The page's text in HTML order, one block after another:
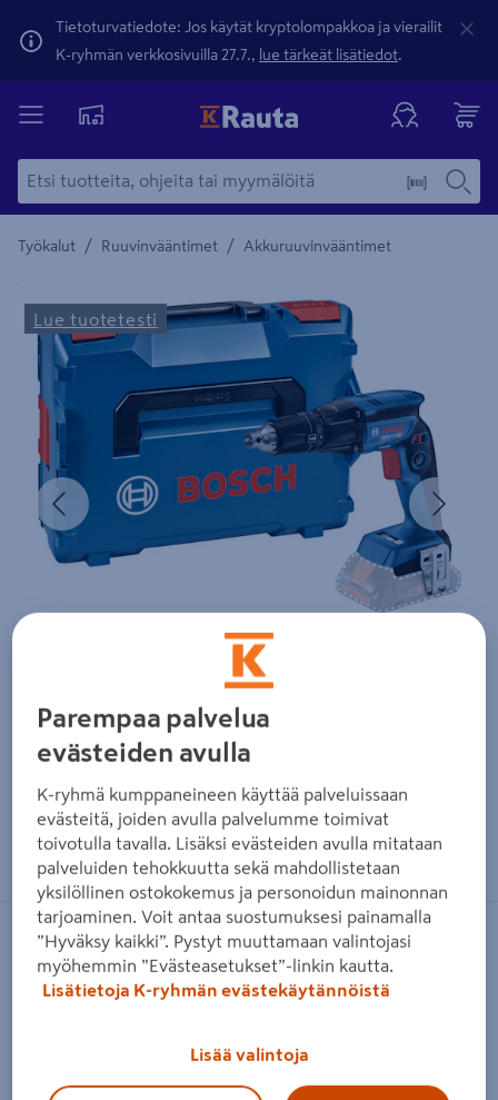
Tietoturvatiedote: Jos käytät kryptolompakkoa ja vierailit
K-ryhmän verkkosivuilla 27.7., lue tärkeät lisätiedot.
Työkalut / Ruuvinvääntimet / Akkuruuvinvääntimet
Yksityiskohtainen kuvaus löytyy Tuotteen kuvaus -
Edellinen
Lue tuotetesti
Zoomaa kuvaa sormilla kosketusnäytöllä
Akkuväliseinäruuvinväännin Bosch
BOSCH BLUE
502423985 EAN-koodi:4059952581156
Parempaa palvelua
evästeiden avulla
K-ryhmä kumppaneineen käyttää palveluissaan
evästeitä, joiden avulla palvelumme toimivat
toivotulla tavalla. Lisäksi evästeiden avulla mitataan
palveluiden tehokkuutta sekä mahdollistetaan
yksilöllinen ostokokemus ja personoidun mainonnan
tarjoaminen. Voit antaa suostumuksesi painamalla
”Hyväksy kaikki”. Pystyt muuttamaan valintojasi
myöhemmin ”Evästeasetukset”-linkin kautta.
Lisätietoja K-ryhmän evästekäytännöistä
Lisää valintoja